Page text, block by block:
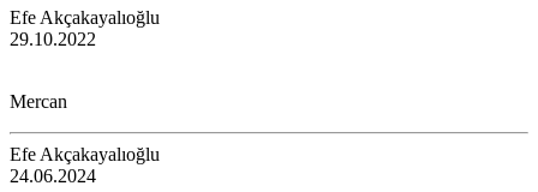
Efe Akçakayalıoğlu
29.10.2022
Mercan
Efe Akçakayalıoğlu
24.06.2024